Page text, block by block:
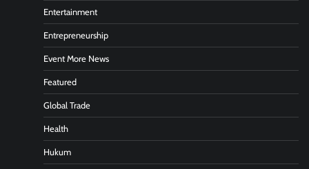
Entertainment
Entrepreneurship
Event More News
Featured
Global Trade
Health
Hukum